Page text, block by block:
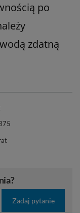
po
zdatną
Zadaj pytanie